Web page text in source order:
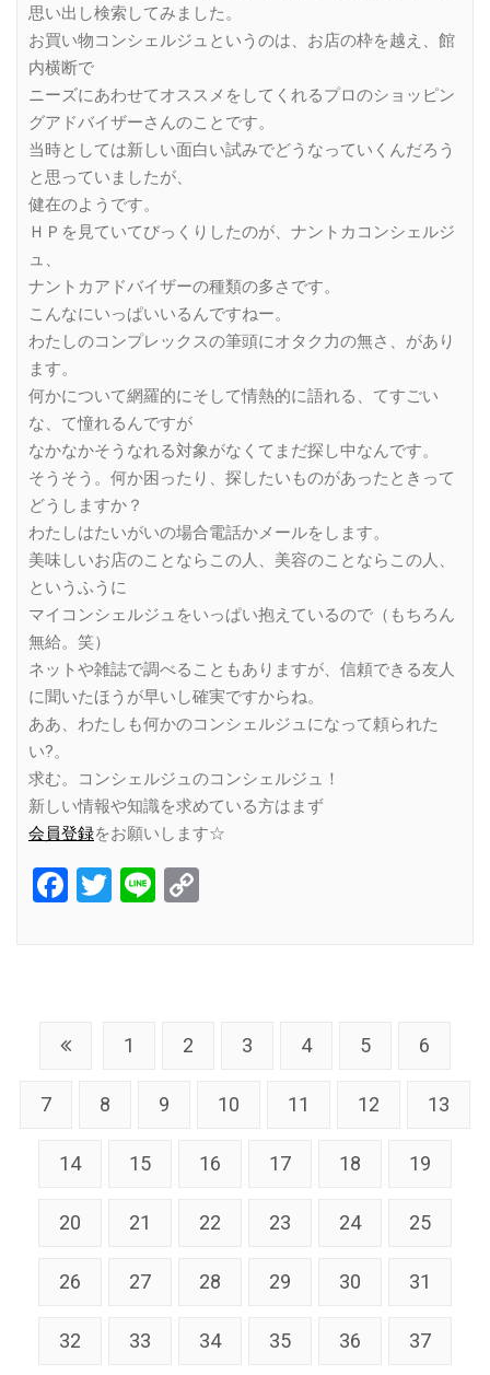
思い出し検索してみました。
お買い物コンシェルジュというのは、お店の枠を越え、館
内横断で
ニーズにあわせてオススメをしてくれるプロのショッピン
グアドバイザーさんのことです。
当時としては新しい面白い試みでどうなっていくんだろう
と思っていましたが、
健在のようです。
ＨＰを見ていてびっくりしたのが、ナントカコンシェルジ
ュ、
ナントカアドバイザーの種類の多さです。
こんなにいっぱいいるんですねー。
わたしのコンプレックスの筆頭にオタク力の無さ、があり
ます。
何かについて網羅的にそして情熱的に語れる、てすごい
な、て憧れるんですが
なかなかそうなれる対象がなくてまだ探し中なんです。
そうそう。何か困ったり、探したいものがあったときって
どうしますか？
わたしはたいがいの場合電話かメールをします。
美味しいお店のことならこの人、美容のことならこの人、
というふうに
マイコンシェルジュをいっぱい抱えているので（もちろん
無給。笑）
ネットや雑誌で調べることもありますが、信頼できる友人
に聞いたほうが早いし確実ですからね。
ああ、わたしも何かのコンシェルジュになって頼られた
い?。
求む。コンシェルジュのコンシェルジュ！
新しい情報や知識を求めている方はまず
会員登録をお願いします☆
Facebook
Twitter
Line
1 2 3 4 5 6
7 8 9 10 11 12 13
14 15 16 17 18 19
20 21 22 23 24 25
26 27 28 29 30 31
32 33 34 35 36 37